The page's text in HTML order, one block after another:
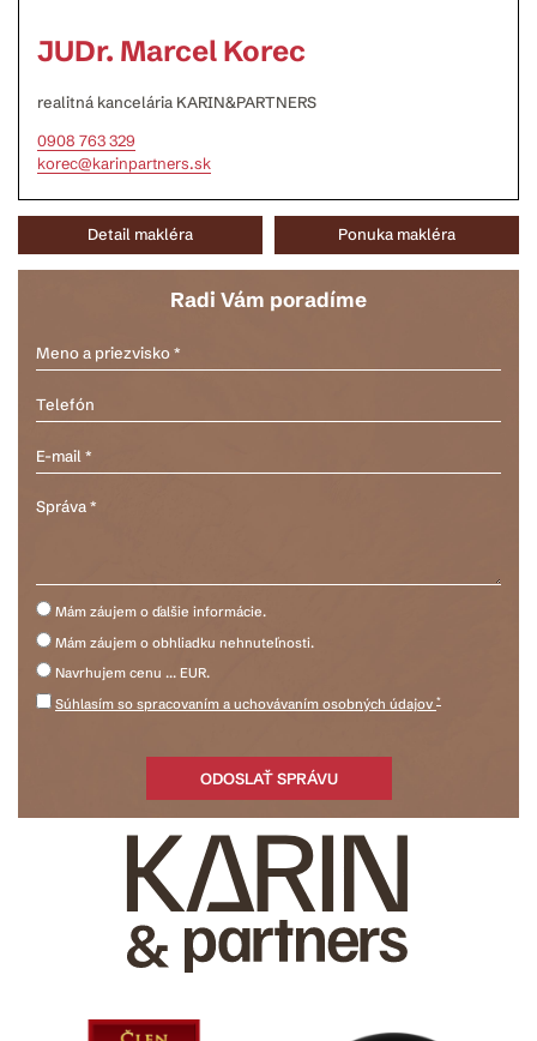
JUDr. Marcel Korec
realitná kancelária KARIN&PARTNERS
0908 763 329
korec@karinpartners.sk
Detail makléra Ponuka makléra
Radi Vám poradíme
Mám záujem o ďalšie informácie.
Mám záujem o obhliadku nehnuteľnosti.
Navrhujem cenu ... EUR.
Súhlasím so spracovaním a uchovávaním osobných údajov *